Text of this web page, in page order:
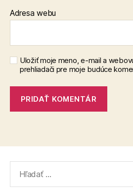
Adresa webu
Uložiť moje meno, e-mail a
prehliadači pre moje budúce